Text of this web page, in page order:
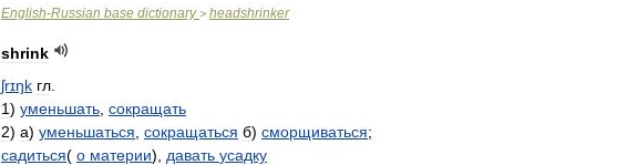
English-Russian base dictionary > headshrinker
shrink
ʃrɪŋk гл
1) уменьшать сокращать
2) а) уменьшаться сокращаться б) сморщиваться;
садиться( о материи), давать усадку